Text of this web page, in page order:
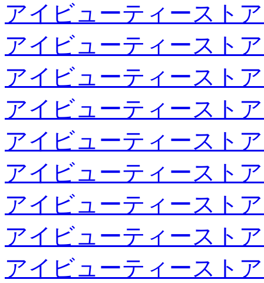
アイビューティースト
アイビューティースト
アイビューティースト
アイビューティースト
アイビューティースト
アイビューティースト
アイビューティースト
アイビューティースト
アイビューティースト